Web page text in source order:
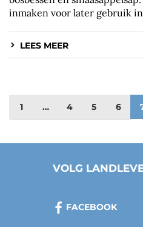
inmaken voor later gebruik
LEES MEER
1 … 4 5 6
VOLG
FACEBOOK